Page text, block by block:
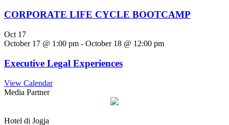
CORPORATE LIFE CYCLE BOOTCAMP
Oct 17
October 17 @ 1:00 pm - October 18 @ 12:00 pm
Executive Legal Experiences
View Calendar
Media Partner
Hotel di Jogja